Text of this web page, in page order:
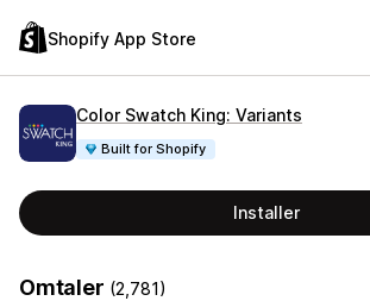
Shopify App Store
Color Swatch King: Variants
Built for Shopify
Installer
Omtaler (2,781)